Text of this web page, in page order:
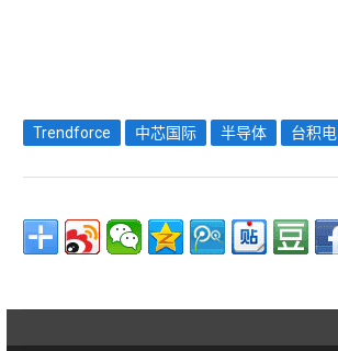
Trendforce 中芯国际 半导体 台积电